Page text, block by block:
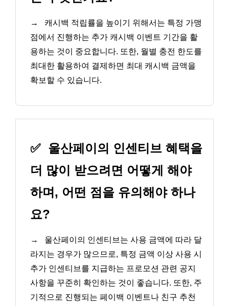
→
캐시백 적립률을 높이기 위해서는 특정 가맹
점에서 진행하는 추가 캐시백 이벤트 기간을 활
용하는 것이 중요합니다. 또한, 월별 충전 한도를
최대한 활용하여 결제하면 최대 캐시백 금액을
확보할 수 있습니다.
✅ 울산페이의 인센티브 혜택을
더 많이 받으려면 어떻게 해야
하며, 어떤 점을 유의해야 하나
요?
→
울산페이의 인센티브는 사용 금액에 따라 달
라지는 경우가 많으므로, 특정 금액 이상 사용 시
추가 인센티브를 지급하는 프로모션 관련 공지
사항을 꾸준히 확인하는 것이 좋습니다. 또한, 주
기적으로 진행되는 페이백 이벤트나 친구 추천